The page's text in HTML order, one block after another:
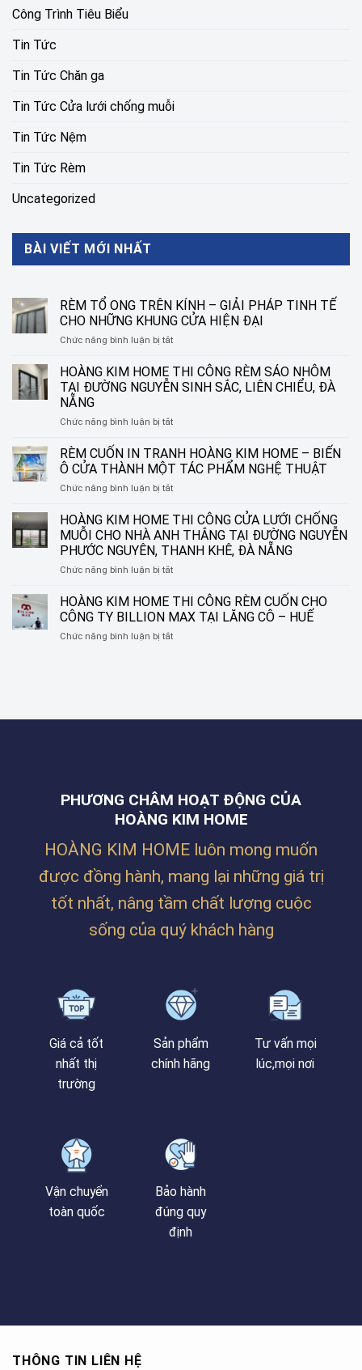
Công Trình Tiêu Biểu
Tin Tức
Tin Tức Chăn ga
Tin Tức Cửa lưới chống muỗi
Tin Tức Nệm
Tin Tức Rèm
Uncategorized
BÀI VIẾT MỚI NHẤT
RÈM TỔ ONG TRÊN KÍNH – GIẢI PHÁP TINH TẾ
CHO NHỮNG KHUNG CỬA HIỆN ĐẠI
Chức năng bình luận bị tắtở
TỔ
ONG
TRÊN
–
PHÁP
TINH
TẾ
CHO
KHUNG
CỬA
HIỆN
HOÀNG KIM HOME THI CÔNG RÈM SÁO NHÔM
TẠI ĐƯỜNG NGUYỄN SINH SẮC, LIÊN CHIỂU, ĐÀ
NẴNG
Chức năng bình luận bị tắtở
KIM
HOME
THI
CÔNG
SÁO
NHÔM
TẠI
ĐƯỜNG
NGUYỄN
SẮC,
LIÊN
ĐÀ
RÈM CUỐN IN TRANH HOÀNG KIM HOME – BIẾN
Ô CỬA THÀNH MỘT TÁC PHẨM NGHỆ THUẬT
Chức năng bình luận bị tắtở
CUỐN
IN
TRANH
HOÀNG
KIM
–
BIẾN
Ô
CỬA
THUẬT
HOÀNG KIM HOME THI CÔNG CỬA LƯỚI CHỐNG
MUỖI CHO NHÀ ANH THẮNG TẠI ĐƯỜNG NGUYỄN
PHƯỚC NGUYÊN, THANH KHÊ, ĐÀ NẴNG
Chức năng bình luận bị tắtở
KIM
HOME
THI
CÔNG
NHÀ
PHƯỚC
NGUYÊN,
KHÊ,
ĐÀ
NẴNG
HOÀNG KIM HOME THI CÔNG RÈM CUỐN CHO
CÔNG TY BILLION MAX TẠI LĂNG CÔ – HUẾ
Chức năng bình luận bị tắtở
RÈM
MAX
TẠI
LĂNG
CÔ
–
PHƯƠNG CHÂM HOẠT ĐỘNG CỦA
HOÀNG KIM HOME
HOÀNG KIM HOME luôn mong muốn
được đồng hành, mang lại những giá trị
tốt nhất, nâng tầm chất lượng cuộc
sống của quý khách hàng
Giá cả tốt
nhất thị
trường
Sản phẩm
chính hãng
Tư vấn mọi
lúc,mọi nơi
Vận chuyển
toàn quốc
Bảo hành
đúng quy
định
THÔNG TIN LIÊN HỆ